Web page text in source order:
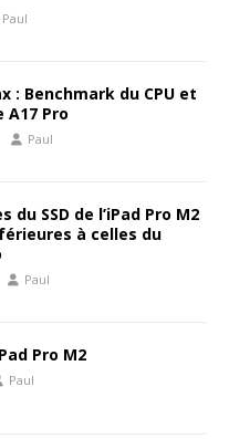
Paul
: Benchmark du CPU et
A17 Pro
Paul
du SSD de l’iPad Pro M2
à celles du
Paul
Pro M2
Paul